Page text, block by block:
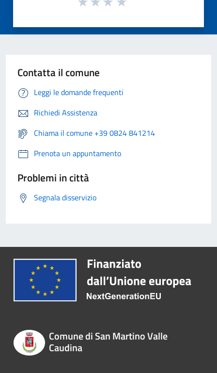
Contatta il comune
Leggi le domande frequenti
Richiedi Assistenza
Chiama il comune +39 0824 841214
Prenota un appuntamento
Problemi in città
Segnala disservizio
Comune di San Martino Valle
Caudina